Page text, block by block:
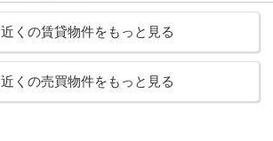
近くの賃貸物件をもっと見る
近くの売買物件をもっと見る